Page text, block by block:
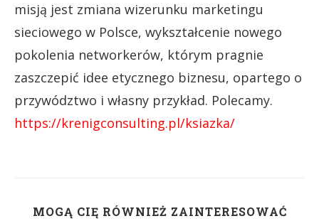
misją jest zmiana wizerunku marketingu
sieciowego w Polsce, wykształcenie nowego
pokolenia networkerów, którym pragnie
zaszczepić idee etycznego biznesu, opartego o
przywództwo i własny przykład. Polecamy.
https://krenigconsulting.pl/ksiazka/
MOGĄ CIĘ RÓWNIEŻ ZAINTERESOWAĆ